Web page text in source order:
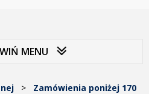
MENU
> Zamówienia poniżej 170